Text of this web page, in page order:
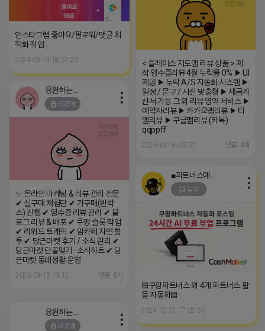
인스타그램 좋아요/팔로워/댓글 최
적화 작업
2024-09-19 18:51:20
< 플레이스 지도맵 리뷰 상품 > 제
작 영수증리뷰 4월 누락율 0% ▶ UI
제공 ▶ 누락 A/S 자동화 시스템 ▶
일정 / 문구 / 사진 맞춤형 ▶ 세금계
산서 가능 그 외 리뷰 영역 서비스 ▶
예약자리뷰 ▶ 카카오맵리뷰 ▶ 티
맵리뷰 ▶ 구글맵리뷰 (카톡)
qqppff
2026-04-16 09:57 댓글: 0개
응원하는 튜브
비공개
✨ 온라인 마케팅 & 리뷰 관리 전문
✔ 실구매 체험단 ✔ 가구매(빈박
스) 진행 ✔ 영수증 리뷰 관리 ✔ 블
로그 리뷰 & 배포 ✔ 쿠팡 슬롯 작업
✔ 리워드 트래픽 ✔ 맘카페 자연 침
투 ✔ 당근마켓 후기 / 소식 관리 ✔
당근마켓 단골맺기 · 소식하트 ✔ 당
근마켓 동네생활 운영
2026-04-15 19:12 댓글: 0개
광고
▤쿠팡파트너스 외 4개 파트너스 활
동 자동화▤
2024-12-12 17:02:50
응원하는 튜브
비공개